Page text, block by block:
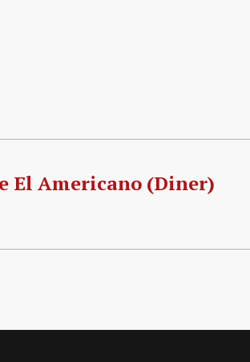
El Americano (Diner)